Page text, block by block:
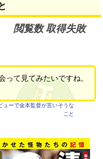
閲覧数 取得失敗
って見てみたいですね。
ューで金本監督が言いそうな
こと